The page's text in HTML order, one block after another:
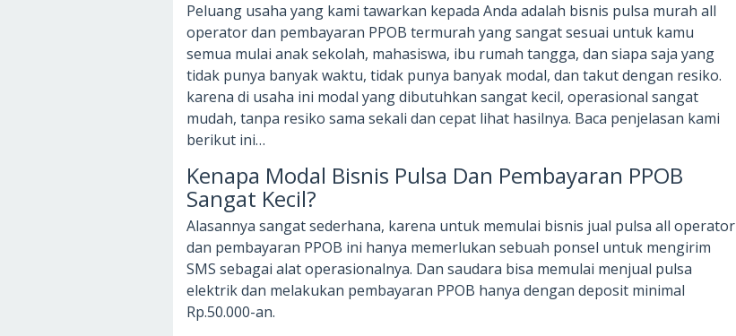
Peluang usaha yang kami tawarkan kepada Anda adalah bisnis pulsa murah all
operator dan pembayaran PPOB termurah yang sangat sesuai untuk kamu
semua mulai anak sekolah, mahasiswa, ibu rumah tangga, dan siapa saja yang
tidak punya banyak waktu, tidak punya banyak modal, dan takut dengan resiko.
karena di usaha ini modal yang dibutuhkan sangat kecil, operasional sangat
mudah, tanpa resiko sama sekali dan cepat lihat hasilnya. Baca penjelasan kami
berikut ini…
Kenapa Modal Bisnis Pulsa Dan Pembayaran PPOB
Sangat Kecil?
Alasannya sangat sederhana, karena untuk memulai bisnis jual pulsa all operator
dan pembayaran PPOB ini hanya memerlukan sebuah ponsel untuk mengirim
SMS sebagai alat operasionalnya. Dan saudara bisa memulai menjual pulsa
elektrik dan melakukan pembayaran PPOB hanya dengan deposit minimal
Rp.50.000-an.